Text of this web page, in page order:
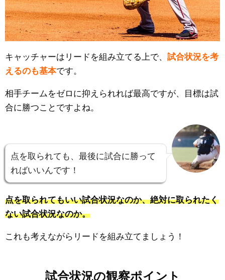
キャッチャーはリードを組み立てる上で、 試合状況を考
えるのも基本です。
相手チームをゼロに抑えられれば最高ですが、目標は試
合に勝つことですよね。
点を取られても、最後に試合に勝って
ればいいんです！
点を取られてもいい試合状況なのか、絶対に取られたく
ない試合状況なのか。
これも考えながらリードを組み立てましょう！
試合状況の観察ポイント